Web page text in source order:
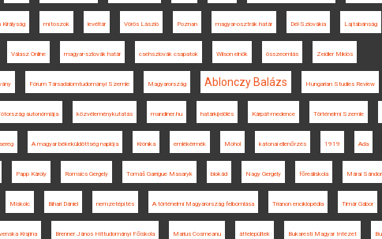
mítoszok levéltár Vörös László Poznan magyar-osztrák határ Dél-Szlovákia Lajtabánság
Válasz Online magyar-szlovák határ csehszlovák csapatok Wilson elnök összeomlás Zeidler Miklós
Fórum Társadalomtudományi Szemle Magyarország Ablonczy Balázs Hungarian Studies Review
autonómiája közvéleménykutatás mandiner.hu határkijelölés Kárpát-medence Történelmi Szemle
A magyar békeküldöttség naplója Krónika emlékérmék Mohol katonai ellenőrzés 1919 Ada
Papp Károly Romsics Gergely Tomáš Garrigue Masaryk blokád Nagy Gergely főreáliskola Márai Sándor
Miskolc Bihari Dániel nemzetépítés A történelmi Magyarország felbomlása Trianon enciklopédia Timár Gábor
Krajina Brenner János Hittudományi Főiskola Marius Cosmeanu áttelepültek Bukaresti Magyar Intézet